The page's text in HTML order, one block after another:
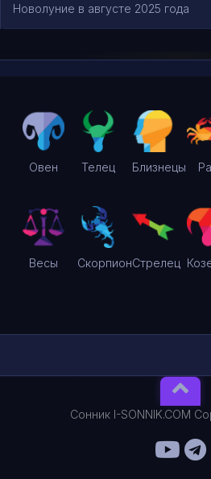
Новолуние в августе 2025 года
Овен Телец Близнецы
Весы СкорпионСтрелец
Сонник I-SONNIK.COM